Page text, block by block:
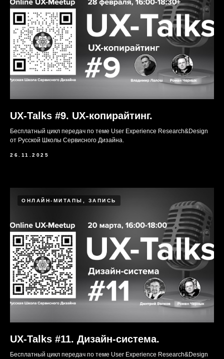
UX-Talks #9. UX-копирайтинг.
Бесплатный цикл передач по теме User Experience Research&Design
от Русской Школы Сервисного Дизайна.
26.11.2025
ОНЛАЙН-МИТАПЫ, ЗАПИСЬ
UX-Talks #11. Дизайн-система.
Бесплатный цикл передач по теме User Experience Research&Design